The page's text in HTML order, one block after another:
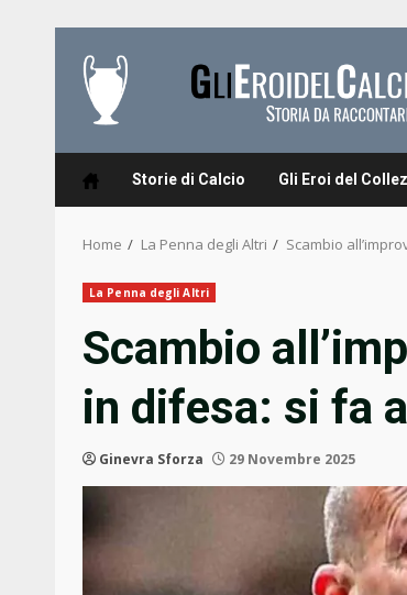
content
Storie di Calcio Gli Eroi del
Home La Penna degli Altri Scambio
La Penna degli Altri
Scambio
in difesa: si fa
Ginevra Sforza 29 Novembre 2025